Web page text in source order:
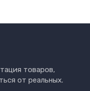
товаров,
от реальных.